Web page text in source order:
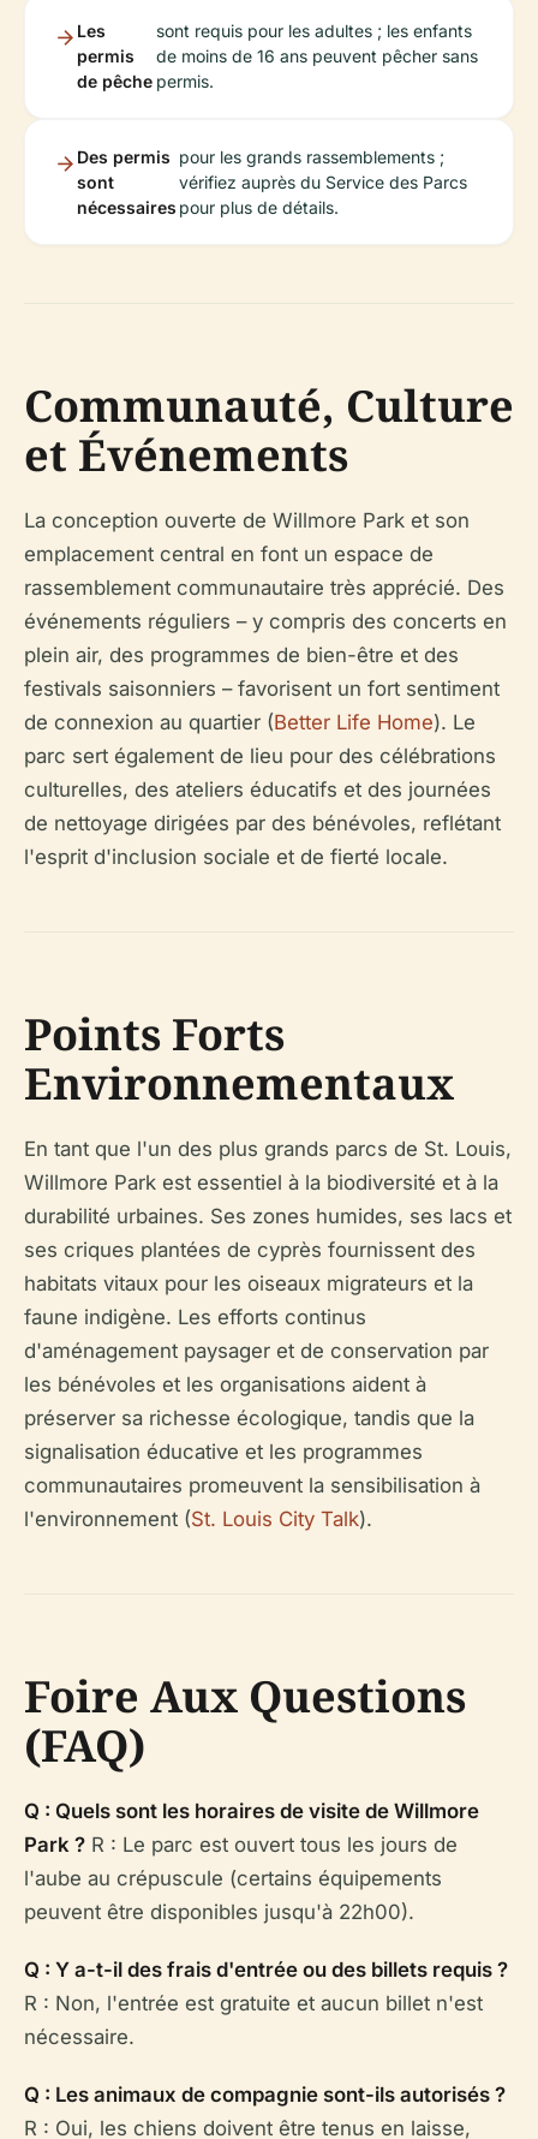
Les
permis
de pêche
sont requis pour les adultes ; les enfants
de moins de 16 ans peuvent pêcher sans
permis.
Des permis
sont
nécessaires
pour les grands rassemblements ;
vérifiez auprès du Service des Parcs
pour plus de détails.
Communauté, Culture
et Événements
La conception ouverte de Willmore Park et son
emplacement central en font un espace de
rassemblement communautaire très apprécié. Des
événements réguliers – y compris des concerts en
plein air, des programmes de bien-être et des
festivals saisonniers – favorisent un fort sentiment
de connexion au quartier (Better Life Home). Le
parc sert également de lieu pour des célébrations
culturelles, des ateliers éducatifs et des journées
de nettoyage dirigées par des bénévoles, reflétant
l'esprit d'inclusion sociale et de fierté locale.
Points Forts
Environnementaux
En tant que l'un des plus grands parcs de St. Louis,
Willmore Park est essentiel à la biodiversité et à la
durabilité urbaines. Ses zones humides, ses lacs et
ses criques plantées de cyprès fournissent des
habitats vitaux pour les oiseaux migrateurs et la
faune indigène. Les efforts continus
d'aménagement paysager et de conservation par
les bénévoles et les organisations aident à
préserver sa richesse écologique, tandis que la
signalisation éducative et les programmes
communautaires promeuvent la sensibilisation à
l'environnement (St. Louis City Talk).
Foire Aux Questions
(FAQ)
Q : Quels sont les horaires de visite de Willmore
Park ? R : Le parc est ouvert tous les jours de
l'aube au crépuscule (certains équipements
peuvent être disponibles jusqu'à 22h00).
Q : Y a-t-il des frais d'entrée ou des billets requis ?
R : Non, l'entrée est gratuite et aucun billet n'est
nécessaire.
Q : Les animaux de compagnie sont-ils autorisés ?
R : Oui, les chiens doivent être tenus en laisse,